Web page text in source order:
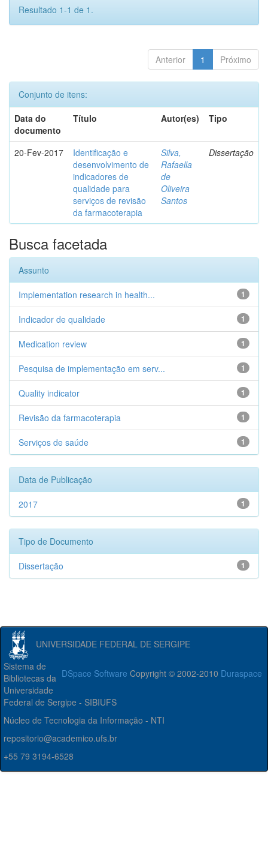
Resultado 1-1 de 1.
Anterior 1 Próximo
Conjunto de itens:
Data do
documento
Título Autor(es) Tipo
20-Fev-2017
Identificação e
desenvolvimento de
indicadores de
qualidade para
serviços de revisão
da farmacoterapia
Silva,
Rafaella
de
Oliveira
Santos
Dissertação
Busca facetada
Assunto
1
Implementation research in health...
1
Indicador de qualidade
1
Medication review
1
Pesquisa de implementação em serv...
1
Quality indicator
1
Revisão da farmacoterapia
1
Serviços de saúde
Data de Publicação
1
2017
Tipo de Documento
1
Dissertação
UNIVERSIDADE FEDERAL DE SERGIPE
DSpace Software Copyright © 2002-2010 Duraspace
Sistema de
Bibliotecas da
Universidade
Federal de Sergipe - SIBIUFS
Núcleo de Tecnologia da Informação - NTI
repositorio@academico.ufs.br
+55 79 3194-6528